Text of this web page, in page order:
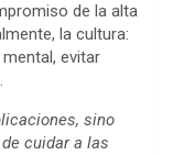
de la alta
la cultura:
evitar
sino
cuidar a las